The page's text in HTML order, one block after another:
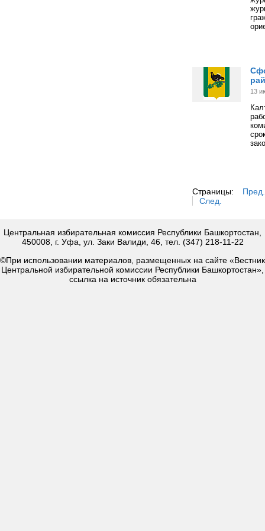
13
Страницы:
Пред.
След.
Центральная избирательная комиссия Республики Башкортостан,
450008, г. Уфа, ул. Заки Валиди, 46, тел. (347) 218-11-22
©При использовании материалов, размещенных на сайте «Вестник
Центральной избирательной комиссии Республики Башкортостан»,
ссылка на источник обязательна